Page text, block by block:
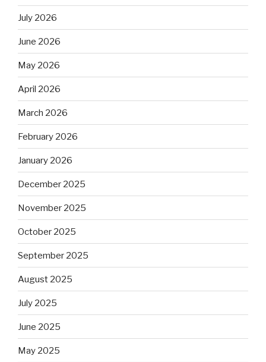
July 2026
June 2026
May 2026
April 2026
March 2026
February 2026
January 2026
December 2025
November 2025
October 2025
September 2025
August 2025
July 2025
June 2025
May 2025